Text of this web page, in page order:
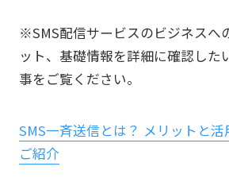
※SMS配信サービスのビジネスへ
ット、基礎情報を詳細に確認した
事をご覧ください。
SMS一斉送信とは？ メリットと
ご紹介